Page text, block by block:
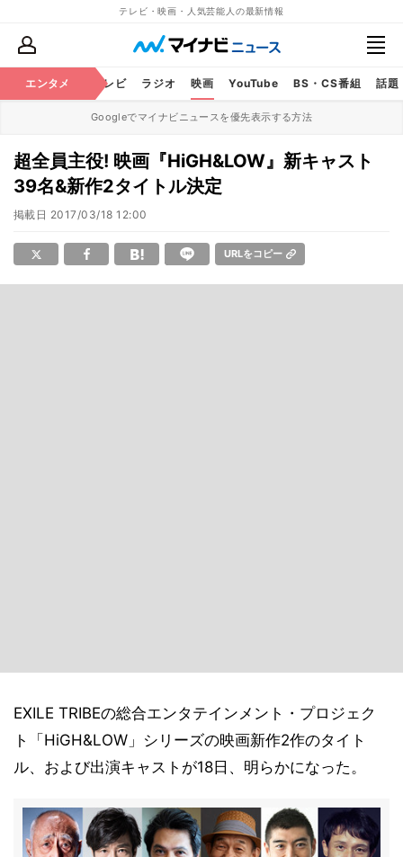
テレビ・映画・人気芸能人の最新情報
エンタメ
芸能 テレビ ラジオ 映画 YouTube BS・CS番組 話題
Googleでマイナビニュースを優先表示する方法
超全員主役! 映画『HiGH&LOW』新キャスト
39名&新作2タイトル決定
掲載日 2017/03/18 12:00
URLをコピー
EXILE TRIBEの総合エンタテインメント・プロジェク
ト「HiGH&LOW」シリーズの映画新作2作のタイト
ル、および出演キャストが18日、明らかになった。